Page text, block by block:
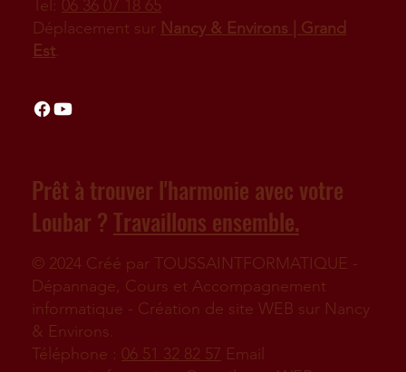
Tel: 06 36 07 18 65
Déplacement sur Nancy & Environs | Grand
Est.
Prêt à trouver l'harmonie avec votre
Loubar ? Travaillons ensemble.
© 2024 Créé par TOUSSAINTFORMATIQUE -
Dépannage, Cours et Accompagnement
informatique - Création de site WEB sur Nancy
& Environs.
Téléphone : 06 51 32 82 57 Email